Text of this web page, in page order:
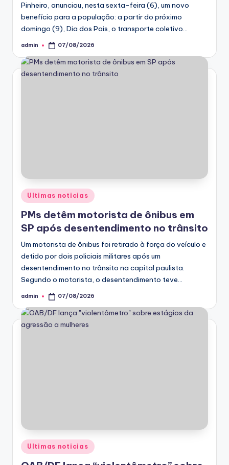
Pinheiro, anunciou, nesta sexta-feira (6), um novo
benefício para a população: a partir do próximo
domingo (9), Dia dos Pais, o transporte coletivo…
Posted
admin 07/08/2026
Posted
in
Ultimas noticias
PMs detêm motorista de ônibus em
SP após desentendimento no trânsito
Um motorista de ônibus foi retirado à força do veículo e
detido por dois policiais militares após um
desentendimento no trânsito na capital paulista.
Segundo o motorista, o desentendimento teve…
Posted
admin 07/08/2026
Posted
in
Ultimas noticias